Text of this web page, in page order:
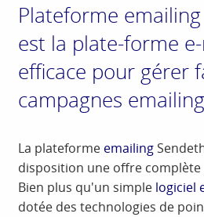
Plateforme
est la plate-forme
efficace pour gérer
campagnes
La plateforme emailing
disposition une offre complète
Bien plus qu'un simple logiciel
dotée des technologies de